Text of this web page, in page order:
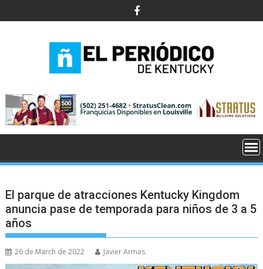
to
El parque de atracciones Kentucky Kingdom
anuncia pase de temporada para niños de 3 a 5
años
26 de March de 2022 Javier Armas